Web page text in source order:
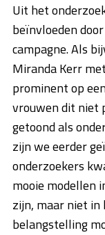
Uit het
beïnvloeden
campagne. Als
Miranda Kerr
prominent op
vrouwen dit niet
getoond als
zijn we eerder
onderzoekers
mooie modellen
zijn, maar niet
belangstelling